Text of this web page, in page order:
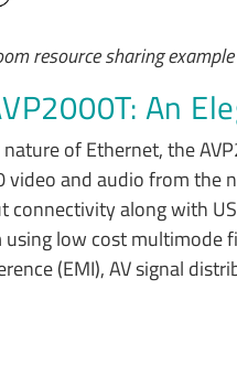
resource sharing
An
of Ethernet, the
and audio from the
along with
low cost multimode
(EMI), AV signal